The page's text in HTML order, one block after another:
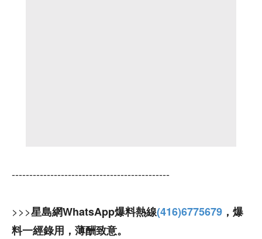
---------------------------------------------
>>>星島網WhatsApp爆料熱線(416)6775679 ，爆
料一經錄用，薄酬致意。